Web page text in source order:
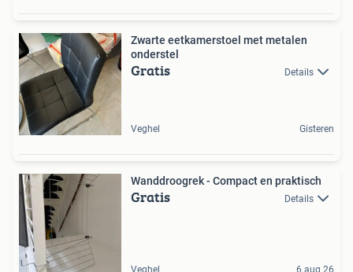
Zwarte eetkamerstoel met metalen
onderstel
Gratis Details
Veghel Gisteren
Wanddroogrek - Compact en praktisch
Gratis Details
Veghel 6 aug 26